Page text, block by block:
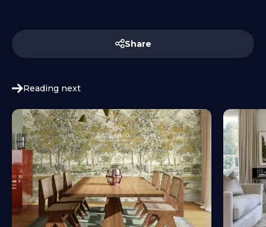
Share
Reading next